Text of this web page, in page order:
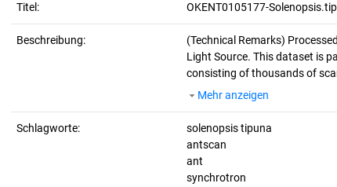
Titel: OKENT0105177-
Beschreibung: (Technical Remarks)
Light Source. This dataset is
consisting of thousands of
Mehr anzeigen
Schlagworte:
solenopsis tipuna
antscan
ant
synchrotron